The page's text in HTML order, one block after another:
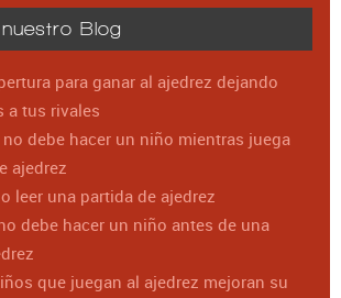
Blog
para ganar al ajedrez dejando
a tus rivales
debe hacer un niño mientras juega
ajedrez
leer una partida de ajedrez
debe hacer un niño antes de una
que juegan al ajedrez mejoran su